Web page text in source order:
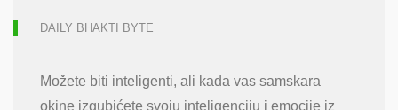
DAILY BHAKTI BYTE
Možete biti inteligenti, ali kada vas samskara
okine izgubićete svoju inteligenciju i emocije iz